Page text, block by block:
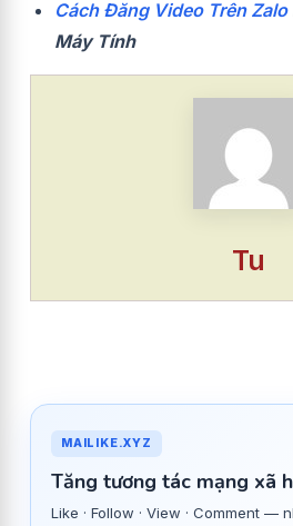
Cách Đăng Video Trên Zalo
Máy Tính
Tu
MAILIKE.XYZ
Tăng tương tác mạng xã
Like · Follow · View · Comment —